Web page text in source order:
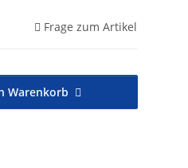
Frage zum Artikel
Warenkorb